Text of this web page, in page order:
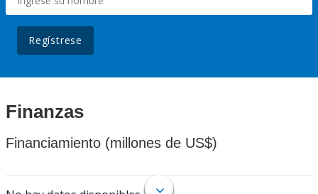
Regístrese
Finanzas
Financiamiento (millones de US$)